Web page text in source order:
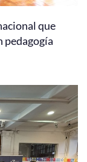
que
pedagogía